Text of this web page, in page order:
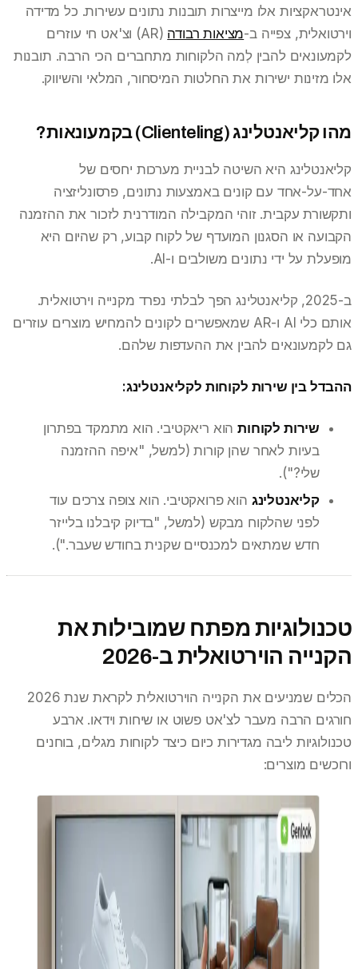
אינטראקציות אלו מייצרות תובנות נתונים עשירות. כל מדידה
וירטואלית, צפייה ב-מציאות רבודה
(AR) וצ'אט חי עוזרים
לקמעונאים להבין לְמה הלקוחות מתחברים הכי הרבה. תובנות
אלו מזינות ישירות את החלטות המיסחור, המלאי והשיווק.
מהו קליאנטלינג (Clienteling) בקמעונאות?
קליאנטלינג היא השיטה לבניית מערכות יחסים של
אחד-על-אחד עם קונים באמצעות נתונים, פרסונליזציה
ותקשורת עקבית. זוהי המקבילה המודרנית לזכור את ההזמנה
הקבועה או הסגנון המועדף של לקוח קבוע, רק שהיום היא
מופעלת על ידי נתונים משולבים ו-AI.
ב-2025, קליאנטלינג הפך לבלתי נפרד מקנייה וירטואלית.
אותם כלי AI ו-AR שמאפשרים לקונים להמחיש מוצרים עוזרים
גם לקמעונאים להבין את ההעדפות שלהם.
ההבדל בין שירות לקוחות לקליאנטלינג:
שירות לקוחותהוא ריאקטיבי. הוא מתמקד בפתרון
בעיות לאחר שהן קורות (למשל, "איפה ההזמנה
שלי?").
קליאנטלינג הוא פרואקטיבי. הוא צופה צרכים עוד
לפני שהלקוח מבקש (למשל, "בדיוק קיבלנו בלייזר
חדש שמתאים למכנסיים שקנית בחודש שעבר.").
טכנולוגיות מפתח שמובילות את
הקנייה הוירטואלית ב-2026
הכלים שמניעים את הקנייה הוירטואלית לקראת שנת 2026
חורגים הרבה מעבר לצ'אט פשוט או שיחות וידאו. ארבע
טכנולוגיות ליבה מגדירות כיום כיצד לקוחות מגלים, בוחנים
ורוכשים מוצרים: